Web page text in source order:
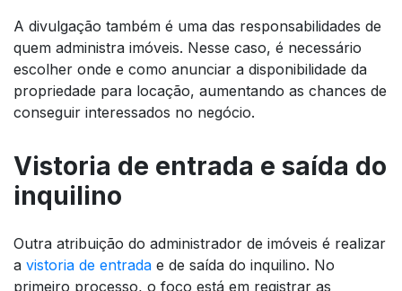
A divulgação também é uma das responsabilidades de
quem administra imóveis. Nesse caso, é necessário
escolher onde e como anunciar a disponibilidade da
propriedade para locação, aumentando as chances de
conseguir interessados no negócio.
Vistoria de entrada e saída do
inquilino
Outra atribuição do administrador de imóveis é realizar
a vistoria de entrada e de saída do inquilino. No
primeiro processo, o foco está em registrar as